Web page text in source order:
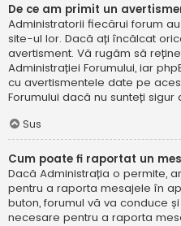
De ce am primit un
Administratorii fiecărui forum
site-ul lor. Dacă ați încălcat
avertisment. Vă rugăm să
Administrației Forumului, iar
cu avertismentele date pe
Forumului dacă nu sunteți
Sus
Cum poate fi raportat un
Dacă Administrația o permite,
pentru a raporta mesajele în
buton, forumul vă va conduce
necesare pentru a raporta